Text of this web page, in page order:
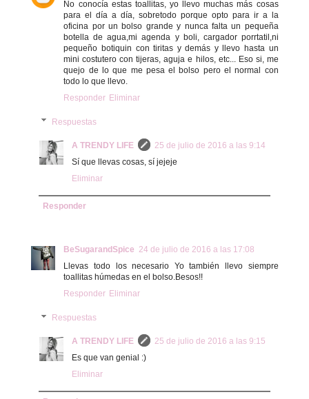
No conocía estas toallitas, yo llevo muchas más cosas
para el día a día, sobretodo porque opto para ir a la
oficina por un bolso grande y nunca falta un pequeña
botella de agua,mi agenda y boli, cargador porrtatil,ni
pequeño botiquin con tiritas y demás y llevo hasta un
mini costutero con tijeras, aguja e hilos, etc... Eso si, me
quejo de lo que me pesa el bolso pero el normal con
todo lo que llevo.
Responder Eliminar
Respuestas
A TRENDY LIFE
25 de julio de 2016 a las 9:14
Sí que llevas cosas, sí jejeje
Eliminar
Responder
BeSugarandSpice 24 de julio de 2016 a las 17:08
Llevas todo los necesario Yo también llevo siempre
toallitas húmedas en el bolso.Besos!!
Responder Eliminar
Respuestas
A TRENDY LIFE
25 de julio de 2016 a las 9:15
Es que van genial :)
Eliminar